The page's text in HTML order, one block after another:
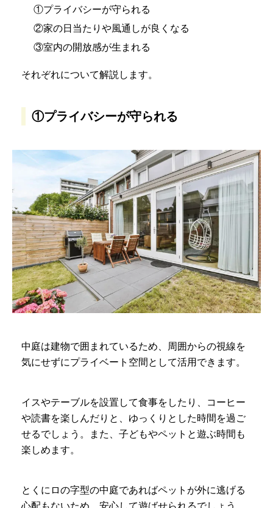
①プライバシーが守られる
②家の日当たりや風通しが良くなる
③室内の開放感が生まれる
それぞれについて解説します。
①プライバシーが守られる
中庭は建物で囲まれているため、周囲からの視線を
気にせずにプライベート空間として活用できます。
イスやテーブルを設置して食事をしたり、コーヒー
や読書を楽しんだりと、ゆっくりとした時間を過ご
せるでしょう。また、子どもやペットと遊ぶ時間も
楽しめます。
とくにロの字型の中庭であればペットが外に逃げる
心配もないため、安心して遊ばせられるでしょう。